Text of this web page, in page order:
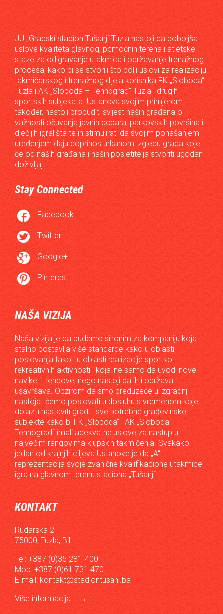
JU „Gradski stadion Tušanj“ Tuzla nastoji da poboljša
uslove kvaliteta glavnog, pomoćnih terena i atletske
staze za odigravanje utakmica i održavanje trenažnog
procesa, kako bi se stvorili što bolji uslovi za realizaciju
takmičarskog i trenažnog dijela korisnika FK „Sloboda“
Tuzla i AK „Sloboda – Tehnograd“ Tuzla i drugih
sportskih subjekata. Ustanova svojim primjerom
također, nastoji probuditi svijest naših građana o
važnosti očuvanja javnih dobara, parkovskih površina i
dječijih igrališta te ih stimulirati da svojim ponašanjem i
uređenjem daju doprinos urbanom izgledu grada koje
će od naših građana i naših posjetitelja stvoriti ugodan
doživljaj.
Stay Connected
 Facebook
 Twitter
 Google+
 Pinterest
NAŠA VIZIJA
Naša vizija je da budemo sinonim za kompaniju koja
stalno postavlja više standarde kako u oblasti
poslovanja tako i u oblasti realizacije sportko –
rekreativnih aktivnosti i koja, ne samo da uvodi nove
navike i trendove, nego nastoji da ih i održava i
usavršava. Obzirom da smo preduzeće u izgradnji
nastojat ćemo poslovati u dosluhu s vremenom koje
dolazi i nastaviti graditi sve potrebne građevinske
subjekte kako bi FK „Sloboda“ i AK „Sloboda -
Tehnograd“ imali adekvatne uslove za nastup u
najvećim rangovima klupskih takmičenja. Svakako
jedan od krajnjih ciljeva Ustanove je da „A“
reprezentacija svoje zvanične kvalifikacione utakmice
igra na glavnom terenu stadiona „Tušanj“.
KONTAKT
Rudarska 2
75000, Tuzla, BiH
Tel: +387 (0)35 281-400
Mob: +387 (0)61 731 470
E-mail: kontakt@stadiontusanj.ba
Više informacija...
→